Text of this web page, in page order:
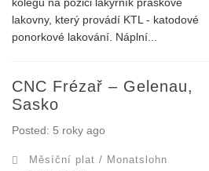
kolegu na pozici lakýrník práškové
lakovny, který provádí KTL - katodové
ponorkové lakování. Náplní...
CNC Frézař – Gelenau,
Sasko
Posted: 5 roky ago
Měsíční plat / Monatslohn